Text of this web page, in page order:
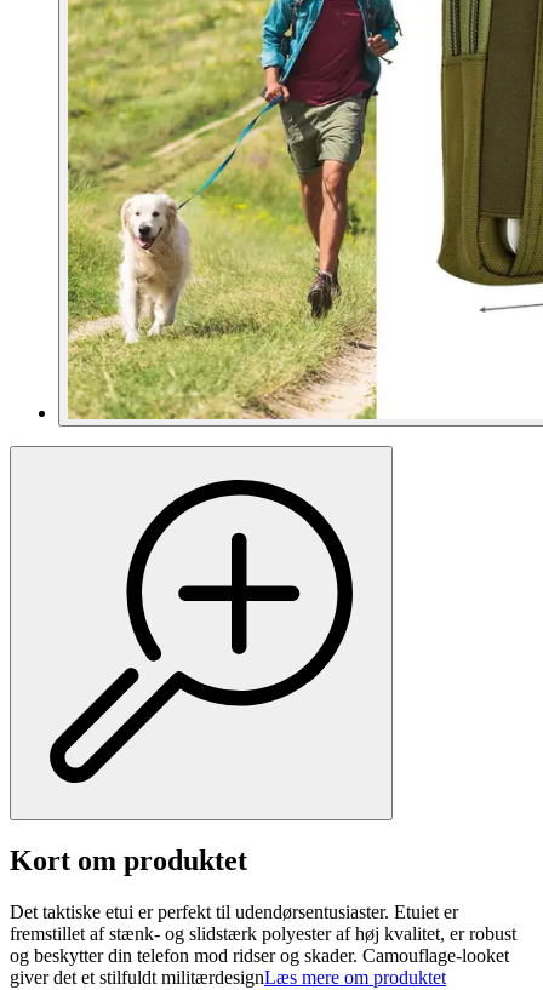
Kort om produktet
Det taktiske etui er perfekt til udendørsentusiaster. Etuiet er
fremstillet af stænk- og slidstærk polyester af høj kvalitet, er robust
og beskytter din telefon mod ridser og skader. Camouflage-looket
giver det et stilfuldt militærdesignLæs mere om produktet